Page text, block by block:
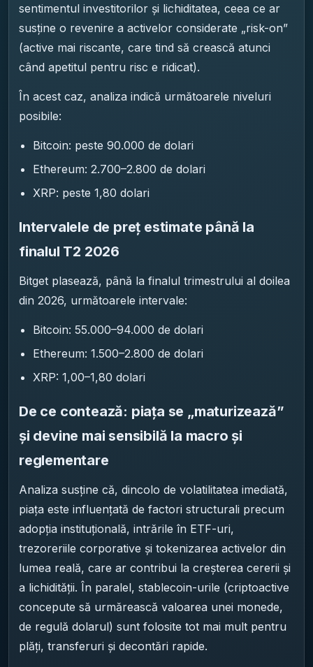
sentimentul investitorilor și lichiditatea, ceea ce ar
susține o revenire a activelor considerate „risk-on”
(active mai riscante, care tind să crească atunci
când apetitul pentru risc e ridicat).
În acest caz, analiza indică următoarele niveluri
posibile:
Bitcoin: peste 90.000 de dolari
Ethereum: 2.700–2.800 de dolari
XRP: peste 1,80 dolari
Intervalele de preț estimate până la
finalul T2 2026
Bitget plasează, până la finalul trimestrului al doilea
din 2026, următoarele intervale:
Bitcoin: 55.000–94.000 de dolari
Ethereum: 1.500–2.800 de dolari
XRP: 1,00–1,80 dolari
De ce contează: piața se „maturizează”
și devine mai sensibilă la macro și
reglementare
Analiza susține că, dincolo de volatilitatea imediată,
piața este influențată de factori structurali precum
adopția instituțională, intrările în ETF-uri,
trezoreriile corporative și tokenizarea activelor din
lumea reală, care ar contribui la creșterea cererii și
a lichidității. În paralel, stablecoin-urile (criptoactive
concepute să urmărească valoarea unei monede,
de regulă dolarul) sunt folosite tot mai mult pentru
plăți, transferuri și decontări rapide.